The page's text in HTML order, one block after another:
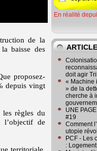
de la
baisse des
proposez-
depuis vingt
règles du
l’objectif de
En réalité
doit agir
« Machine
» de la
cherche à
UNE
#19
Comment
utopie
PCF - Les
: